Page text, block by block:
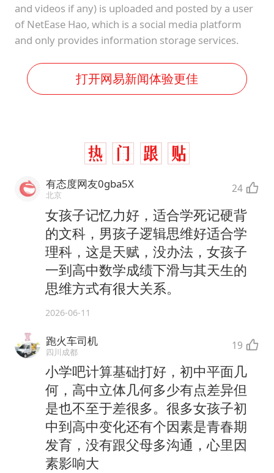
and videos if any) is uploaded and posted by a user
of NetEase Hao, which is a social media platform
and only provides information storage services.
打开网易新闻体验更佳
有态度网友0gba5X
北京 24
女孩子记忆力好，适合学死记硬背
的文科，男孩子逻辑思维好适合学
理科，这是天赋，没办法，女孩子
一到高中数学成绩下滑与其天生的
思维方式有很大关系。
2026-06-11
跑火车司机
四川成都 19
小学吧计算基础打好，初中平面几
何，高中立体几何多少有点差异但
是也不至于差很多。很多女孩子初
中到高中变化还有个因素是青春期
发育，没有跟父母多沟通，心里因
素影响大